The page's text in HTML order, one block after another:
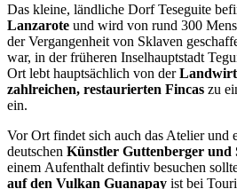
Das kleine, ländliche Dorf Teseguite
Lanzarote und wird von rund 300
der Vergangenheit von Sklaven
war, in der früheren Inselhauptstadt
Ort lebt hauptsächlich von der
zahlreichen, restaurierten Fincas zu
ein.
Vor Ort findet sich auch das Atelier und
deutschen Künstler Guttenberger und
einem Aufenthalt defintiv besuchen
auf den Vulkan Guanapay ist bei